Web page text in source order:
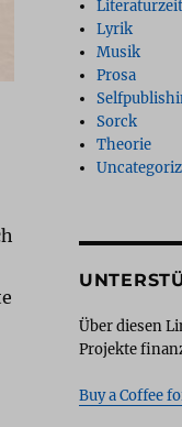
Lyrik
Musik
Prosa
Sorck
Theorie
Über diesen
Projekte
Buy a Coffee